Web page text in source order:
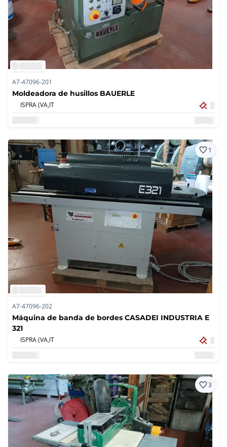
A7-47096-201
Moldeadora de husillos BAUERLE
ISPRA (VA,IT
1
A7-47096-202
Máquina de banda de bordes CASADEI INDUSTRIA E
321
ISPRA (VA,IT
3